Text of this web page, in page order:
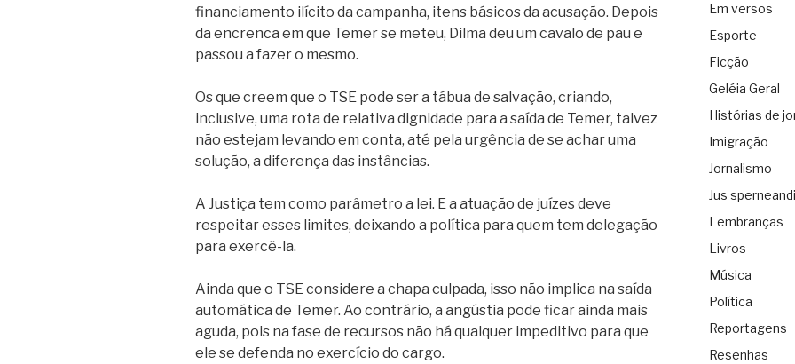
financiamento ilícito da campanha, itens básicos da acusação. Depois
da encrenca em que Temer se meteu, Dilma deu um cavalo de pau e
passou a fazer o mesmo.
Os que creem que o TSE pode ser a tábua de salvação, criando,
inclusive, uma rota de relativa dignidade para a saída de Temer, talvez
não estejam levando em conta, até pela urgência de se achar uma
solução, a diferença das instâncias.
A Justiça tem como parâmetro a lei. E a atuação de juízes deve
respeitar esses limites, deixando a política para quem tem delegação
para exercê-la.
Ainda que o TSE considere a chapa culpada, isso não implica na saída
automática de Temer. Ao contrário, a angústia pode ficar ainda mais
aguda, pois na fase de recursos não há qualquer impeditivo para que
ele se defenda no exercício do cargo.
Em versos
Esporte
Ficção
Geléia Geral
Histórias de
Imigração
Jornalismo
Jus sperneandi
Lembranças
Livros
Música
Política
Reportagens
Resenhas